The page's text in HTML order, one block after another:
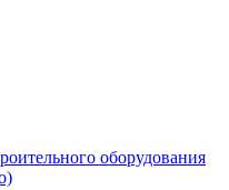
оборудования